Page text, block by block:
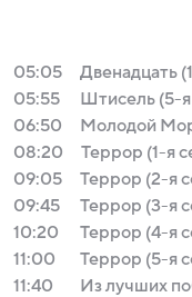
05:05
Двенадцать
05:55
Штисель (5-
06:50
Молодой
08:20
Террор (1-я
09:05
Террор (2-я
09:45
Террор (3-я
10:20
Террор (4-я
11:00
Террор (5-я
11:40
Из лучших